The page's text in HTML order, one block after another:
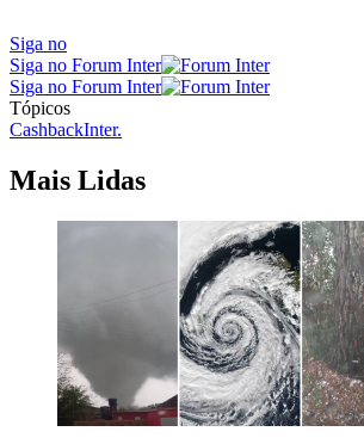
Siga no
Siga no Forum Inter
Siga no Forum Inter
Tópicos
CashbackInter.
Mais Lidas